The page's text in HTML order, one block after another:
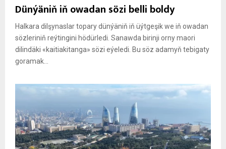
Dünýäniň iň owadan sözi belli boldy
Halkara dilşynaslar topary dünýäniň iň üýtgeşik we iň owadan
sözleriniň reýtingini hödürledi. Sanawda birinji orny maori
dilindäki «kaitiakitanga» sözi eýeledi. Bu söz adamyň tebigaty
goramak...